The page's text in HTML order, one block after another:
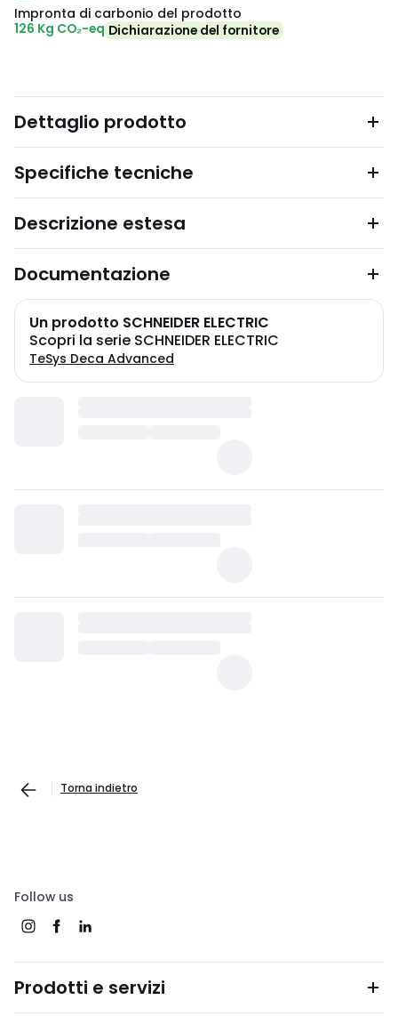
Impronta di carbonio del prodotto
126 Kg CO₂-eq Dichiarazione del fornitore
Dettaglio prodotto
Specifiche tecniche
Descrizione estesa
Documentazione
Un prodotto SCHNEIDER ELECTRIC
Scopri la serie SCHNEIDER ELECTRIC
TeSys Deca Advanced
Torna indietro
Follow us
Prodotti e servizi